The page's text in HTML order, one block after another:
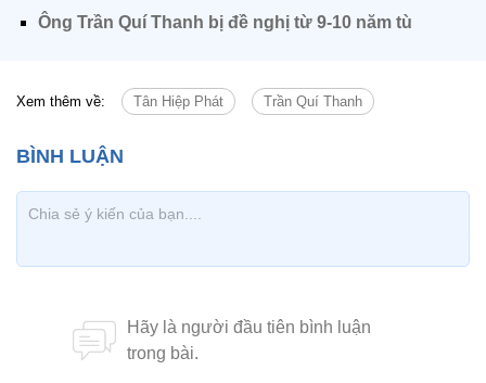
Ông Trần Quí Thanh bị đề nghị từ 9-10 năm tù
Xem thêm về: Tân Hiệp Phát Trần Quí Thanh